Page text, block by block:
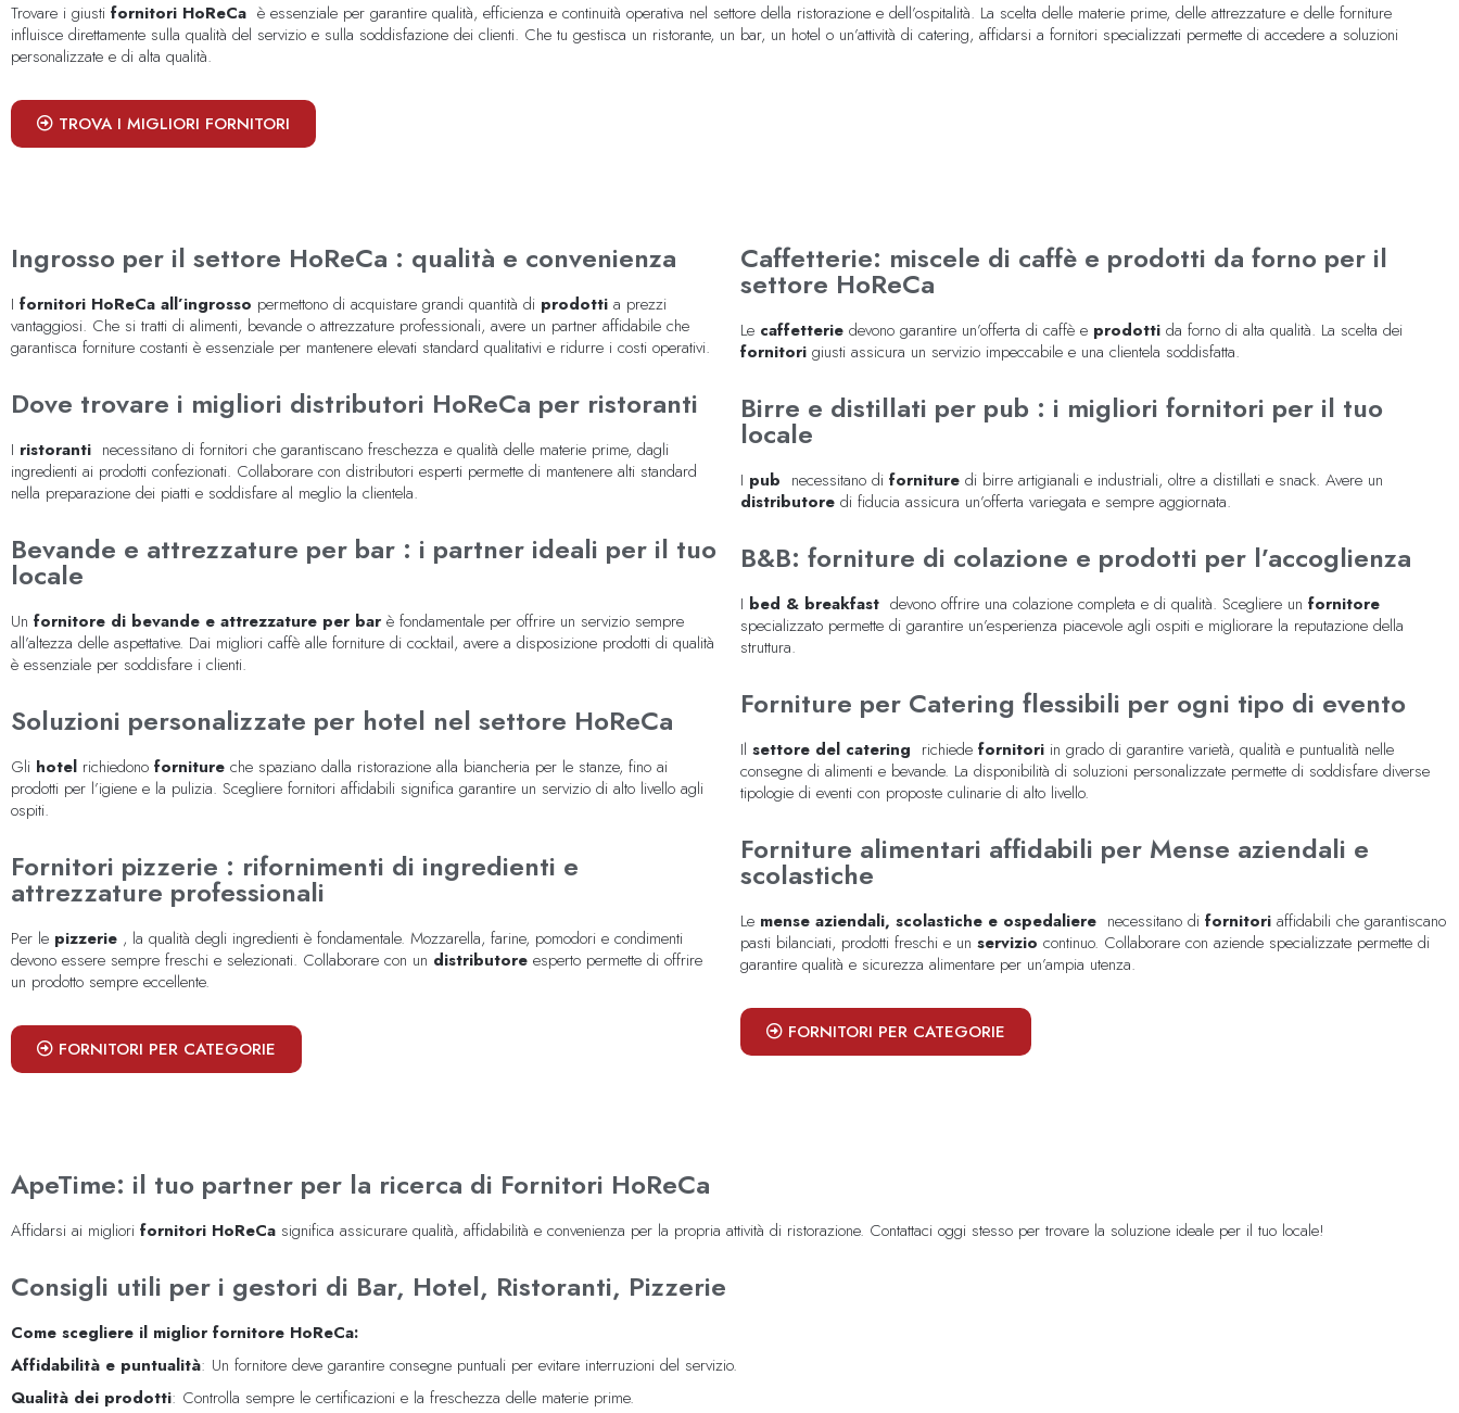
Trovare i giusti fornitori HoReCa è essenziale per garantire qualità, efficienza e continuità operativa nel settore della ristorazione e dell’ospitalità. La scelta delle materie prime, delle attrezzature e delle forniture
influisce direttamente sulla qualità del servizio e sulla soddisfazione dei clienti. Che tu gestisca un ristorante, un bar, un hotel o un’attività di catering, affidarsi a fornitori specializzati permette di accedere a soluzioni
personalizzate e di alta qualità.
TROVA I MIGLIORI FORNITORI
Ingrosso per il settore HoReCa : qualità e convenienza
I fornitori HoReCa all’ingrosso permettono di acquistare grandi quantità di prodotti a prezzi
vantaggiosi. Che si tratti di alimenti, bevande o attrezzature professionali, avere un partner affidabile che
garantisca forniture costanti è essenziale per mantenere elevati standard qualitativi e ridurre i costi operativi.
Dove trovare i migliori distributori HoReCa per ristoranti
I ristoranti necessitano di fornitori che garantiscano freschezza e qualità delle materie prime, dagli
ingredienti ai prodotti confezionati. Collaborare con distributori esperti permette di mantenere alti standard
nella preparazione dei piatti e soddisfare al meglio la clientela.
Bevande e attrezzature per bar : i partner ideali per il tuo
locale
Un fornitore di bevande e attrezzature per bar è fondamentale per offrire un servizio sempre
all’altezza delle aspettative. Dai migliori caffè alle forniture di cocktail, avere a disposizione prodotti di qualità
è essenziale per soddisfare i clienti.
Soluzioni personalizzate per hotel nel settore HoReCa
Gli hotel richiedono forniture che spaziano dalla ristorazione alla biancheria per le stanze, fino ai
prodotti per l’igiene e la pulizia. Scegliere fornitori affidabili significa garantire un servizio di alto livello agli
ospiti.
Fornitori pizzerie : rifornimenti di ingredienti e
attrezzature professionali
Per le pizzerie , la qualità degli ingredienti è fondamentale. Mozzarella, farine, pomodori e condimenti
devono essere sempre freschi e selezionati. Collaborare con un distributore esperto permette di offrire
un prodotto sempre eccellente.
FORNITORI PER CATEGORIE
Caffetterie: miscele di caffè e prodotti da forno per il
settore HoReCa
Le caffetterie devono garantire un’offerta di caffè e prodotti da forno di alta qualità. La scelta dei
fornitori giusti assicura un servizio impeccabile e una clientela soddisfatta.
Birre e distillati per pub : i migliori fornitori per il tuo
locale
I pub necessitano di forniture di birre artigianali e industriali, oltre a distillati e snack. Avere un
distributore di fiducia assicura un’offerta variegata e sempre aggiornata.
B&B: forniture di colazione e prodotti per l’accoglienza
I bed & breakfast devono offrire una colazione completa e di qualità. Scegliere un fornitore
specializzato permette di garantire un’esperienza piacevole agli ospiti e migliorare la reputazione della
struttura.
Forniture per Catering flessibili per ogni tipo di evento
Il settore del catering richiede fornitori in grado di garantire varietà, qualità e puntualità nelle
consegne di alimenti e bevande. La disponibilità di soluzioni personalizzate permette di soddisfare diverse
tipologie di eventi con proposte culinarie di alto livello.
Forniture alimentari affidabili per Mense aziendali e
scolastiche
Le mense aziendali, scolastiche e ospedaliere necessitano di fornitori affidabili che garantiscano
pasti bilanciati, prodotti freschi e un servizio continuo. Collaborare con aziende specializzate permette di
garantire qualità e sicurezza alimentare per un’ampia utenza.
FORNITORI PER CATEGORIE
ApeTime: il tuo partner per la ricerca di Fornitori HoReCa
Affidarsi ai migliori fornitori HoReCa significa assicurare qualità, affidabilità e convenienza per la propria attività di ristorazione. Contattaci oggi stesso per trovare la soluzione ideale per il tuo locale!
Consigli utili per i gestori di Bar, Hotel, Ristoranti, Pizzerie
Come scegliere il miglior fornitore HoReCa:
Affidabilità e puntualità: Un fornitore deve garantire consegne puntuali per evitare interruzioni del servizio.
Qualità dei prodotti: Controlla sempre le certificazioni e la freschezza delle materie prime.